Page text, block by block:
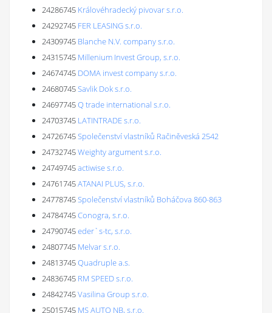
24286745 Královéhradecký pivovar s.r.o.
24292745 FER LEASING s.r.o.
24309745 Blanche N.V. company s.r.o.
24315745 Millenium Invest Group, s.r.o.
24674745 DOMA invest company s.r.o.
24680745Savlik Dok s.r.o.
24697745Q trade international s.r.o.
24703745 LATINTRADE s.r.o.
24726745Společenství vlastníků Račiněveská 2542
24732745Weighty argument s.r.o.
24749745actiwise s.r.o.
24761745ATANAI PLUS, s.r.o.
24778745Společenství vlastníků Boháčova 860-863
24784745Conogra, s.r.o.
24790745eder`s-tc, s.r.o.
24807745 Melvar s.r.o.
24813745Quadruple a.s.
24836745 RM SPEED s.r.o.
24842745Vasilina Group s.r.o.
25015745 MS AUTO NB, s.r.o.